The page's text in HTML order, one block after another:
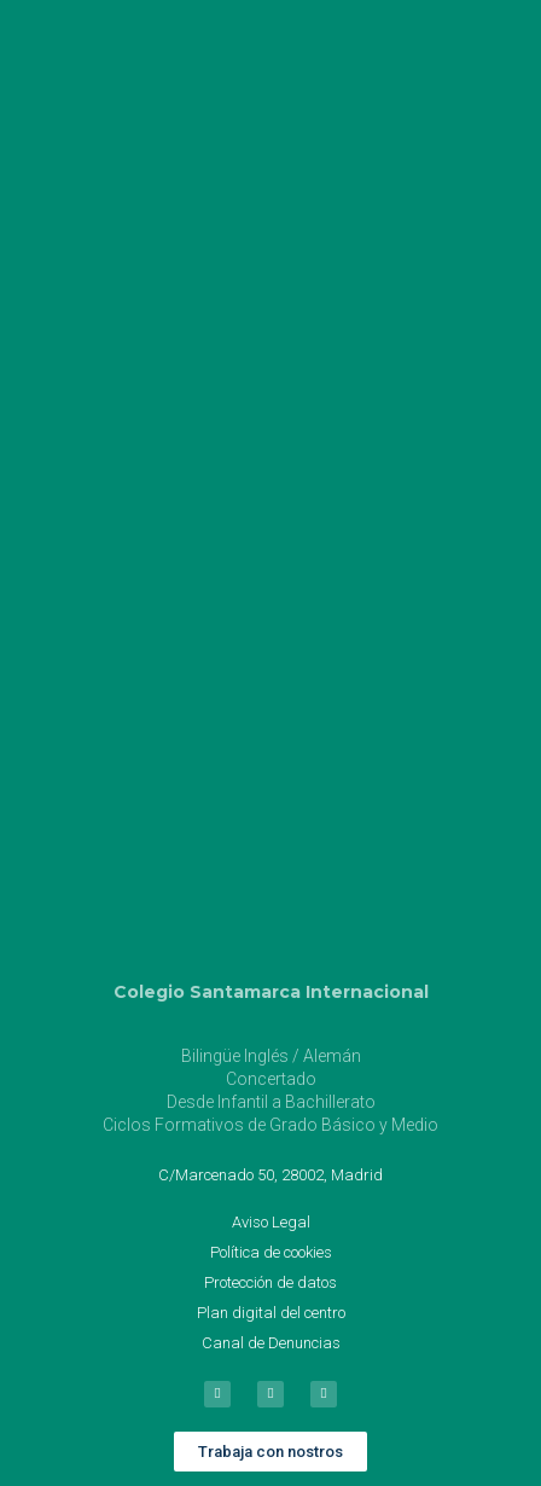
Colegio Santamarca Internacional
Bilingüe Inglés / Alemán
Concertado
Desde Infantil a Bachillerato
Ciclos Formativos de Grado Básico y Medio
C/Marcenado 50, 28002, Madrid
Aviso Legal
Política de cookies
Protección de datos
Plan digital del centro
Canal de Denuncias
Trabaja con nostros